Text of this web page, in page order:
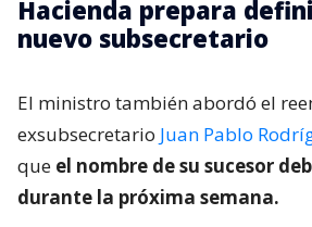
Hacienda prepara
nuevo subsecretario
El ministro también abordó el
exsubsecretario Juan Pablo
que el nombre de su sucesor
durante la próxima semana.